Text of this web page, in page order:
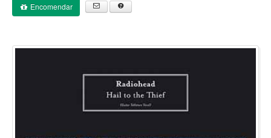
Encomendar